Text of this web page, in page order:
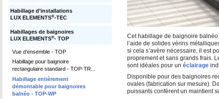
Habillage d’installations
LUX ELEMENTS®-TEC
Habillages de baignoires
LUX ELEMENTS®- TOP
Vue d’ensemble - TOP
Habillage pour baignoire
rectangulaire standard - TOP-TR...
Habillage entièrement
démontable pour baignoires
balnéo - TOP-WP
Cet habillage de baignoire
l’aide de solides vérins
si cela s’avère nécessaire, il est
proprement et sans grands frais.
sont idéales pour un éclairage
Disponible pour des baignoires
ovales (fabrication sur mesure).
puissants confèrent un maintient